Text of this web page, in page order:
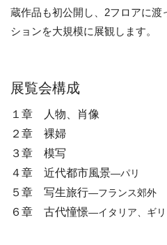
蔵作品も初公開し、2フロアに渡
ションを大規模に展観します。
展覧会構成
１章 ⼈物、肖像
２章 裸婦
３章 模写
４章 近代都市風景—パリ
５章 写⽣旅行—フランス郊外
６章 古代憧憬—イタリア、ギ